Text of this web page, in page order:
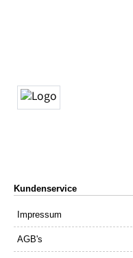
Kundenservice
Impressum
AGB's